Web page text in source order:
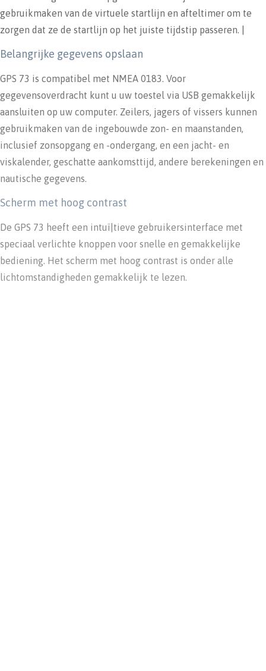
gebruikmaken van de virtuele startlijn en afteltimer om te
zorgen dat ze de startlijn op het juiste tijdstip passeren. |
Belangrijke gegevens opslaan
GPS 73 is compatibel met NMEA 0183. Voor
gegevensoverdracht kunt u uw toestel via USB gemakkelijk
aansluiten op uw computer. Zeilers, jagers of vissers kunnen
gebruikmaken van de ingebouwde zon- en maanstanden,
inclusief zonsopgang en -ondergang, en een jacht- en
viskalender, geschatte aankomsttijd, andere berekeningen en
nautische gegevens.
Scherm met hoog contrast
De GPS 73 heeft een intuï|tieve gebruikersinterface met
speciaal verlichte knoppen voor snelle en gemakkelijke
bediening. Het scherm met hoog contrast is onder alle
lichtomstandigheden gemakkelijk te lezen.